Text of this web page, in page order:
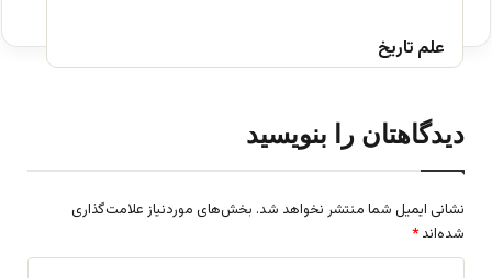
علم تاریخ
دیدگاهتان را بنویسید
نشانی ایمیل شما منتشر نخواهد شد. بخش‌های موردنیاز علامت‌گذاری
شده‌اند *